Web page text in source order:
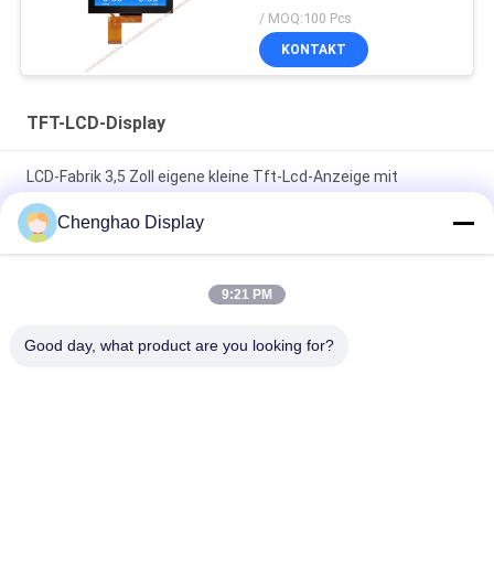
Glass Cover
/ MOQ:100 Pcs
KONTAKT
TFT-LCD-Display
LCD-Fabrik 3,5 Zoll eigene kleine Tft-Lcd-Anzeige mit
Kapazitäts-Touch
7 In 50 Pin 250cd/m2 800x480 Rgb Tft Lcd Monitor
Streifen IPS-Bildschirm
Chenghao Display
9:21 PM
Good day, what product are you looking for?